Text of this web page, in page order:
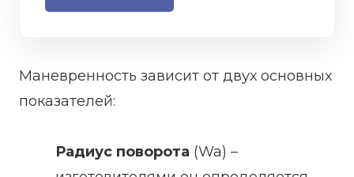
Маневренность зависит от двух основных
показателей:
Радиус поворота (Wa) –